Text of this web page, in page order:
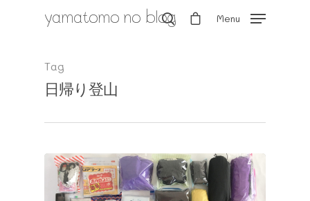
Hit enter to search or ESC to close
yamatomo no blog Menu
Tag
日帰り登山